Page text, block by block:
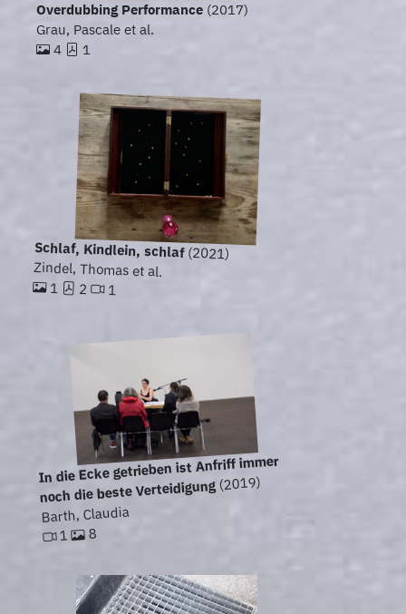
Overdubbing Performance (2017)
Grau, Pascale et al.
4
1
Schlaf, Kindlein, schlaf(2021)
Zindel, Thomas et al.
1 2 1
In die Ecke getrieben ist Anfriff immer
noch die beste Verteidigung(2019)
Barth, Claudia
1 8